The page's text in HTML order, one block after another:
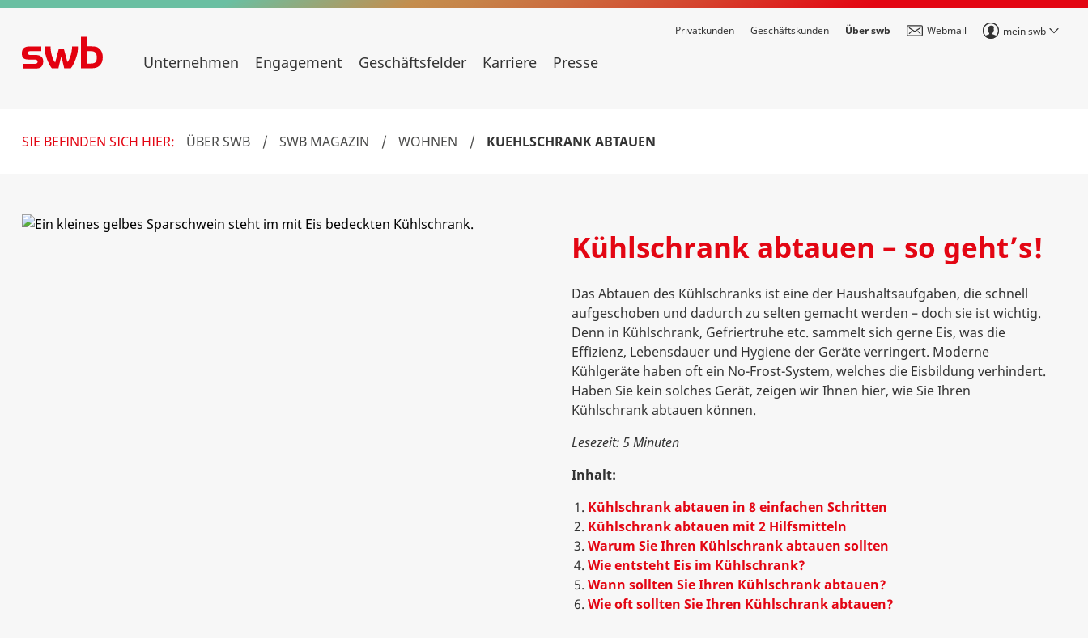
Privatkunden Geschäftskunden Über swb Webmail mein swb
Unternehmen Engagement Geschäftsfelder Karriere Presse
SIE BEFINDEN SICH HIER: ÜBER SWB / SWB MAGAZIN / WOHNEN / KUEHLSCHRANK ABTAUEN
Kühlschrank abtauen – so geht’s!
Das Abtauen des Kühlschranks ist eine der Haushaltsaufgaben, die schnell
aufgeschoben und dadurch zu selten gemacht werden – doch sie ist wichtig.
Denn in Kühlschrank, Gefriertruhe etc. sammelt sich gerne Eis, was die
Effizienz, Lebensdauer und Hygiene der Geräte verringert. Moderne
Kühlgeräte haben oft ein No-Frost-System, welches die Eisbildung verhindert.
Haben Sie kein solches Gerät, zeigen wir Ihnen hier, wie Sie Ihren
Kühlschrank abtauen können.
Lesezeit: 5 Minuten
Inhalt:
Kühlschrank abtauen in 8 einfachen Schritten
Kühlschrank abtauen mit 2 Hilfsmitteln
Warum Sie Ihren Kühlschrank abtauen sollten
Wie entsteht Eis im Kühlschrank?
Wann sollten Sie Ihren Kühlschrank abtauen?
Wie oft sollten Sie Ihren Kühlschrank abtauen?